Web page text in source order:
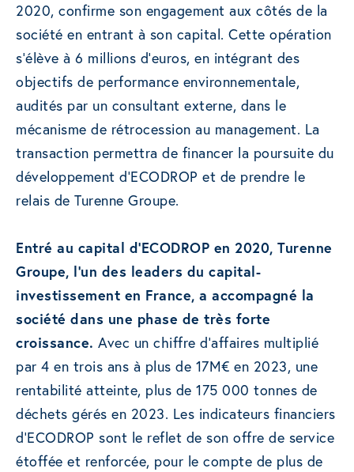
2020, confirme son engagement aux côtés de la
société en entrant à son capital. Cette opération
s’élève à 6 millions d’euros, en intégrant des
objectifs de performance environnementale,
audités par un consultant externe, dans le
mécanisme de rétrocession au management. La
transaction permettra de financer la poursuite du
développement d’ECODROP et de prendre le
relais de Turenne Groupe.
Entré au capital d’ECODROP en 2020, Turenne
Groupe, l’un des leaders du capital-
investissement en France, a accompagné la
société dans une phase de très forte
croissance. Avec un chiffre d’affaires multiplié
par 4 en trois ans à plus de 17M€ en 2023, une
rentabilité atteinte, plus de 175 000 tonnes de
déchets gérés en 2023. Les indicateurs financiers
d’ECODROP sont le reflet de son offre de service
étoffée et renforcée, pour le compte de plus de